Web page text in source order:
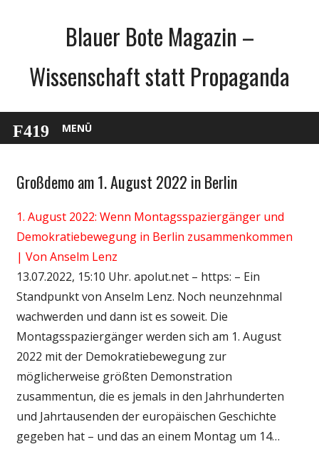
Blauer Bote Magazin –
Wissenschaft statt Propaganda
MENÜ
Gesellschaft
Politik
Wirtschaft
Wissenschaft
Großdemo am 1. August 2022 in Berlin
1. August 2022: Wenn Montagsspaziergänger und
Demokratiebewegung in Berlin zusammenkommen
| Von Anselm Lenz
13.07.2022, 15:10 Uhr. apolut.net – https: – Ein
Standpunkt von Anselm Lenz. Noch neunzehnmal
wachwerden und dann ist es soweit. Die
Montagsspaziergänger werden sich am 1. August
2022 mit der Demokratiebewegung zur
möglicherweise größten Demonstration
zusammentun, die es jemals in den Jahrhunderten
und Jahrtausenden der europäischen Geschichte
gegeben hat – und das an einem Montag um 14…